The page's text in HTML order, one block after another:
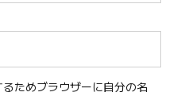
ためブラウザーに自分の名